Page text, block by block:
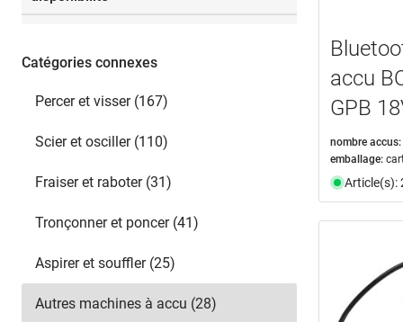
n'est plus disponible
Catégories connexes
Percer et visser (167)
Scier et osciller (110)
Fraiser et raboter (31)
Tronçonner et poncer (41)
Aspirer et souffler (25)
Autres machines à accu (28)
accu
GPB
nombre accus:
emballage:
Article(s):